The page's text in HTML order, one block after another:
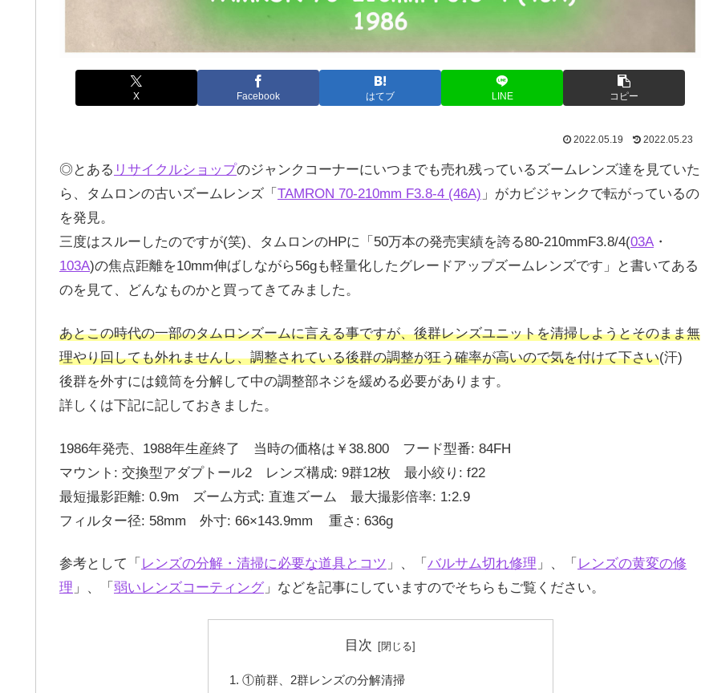
X Facebook はてブ LINE コピー
2022.05.19 2022.05.23
◎とある リサイクルショップのジャンクコーナーにいつまでも売れ残っているズームレンズ達を見ていた
ら、タムロンの古いズームレンズ「 TAMRON 70-210mm F3.8-4 (46A) 」がカビジャンクで転がっているの
を発見。
三度はスルーしたのですが(笑)、タムロンのHPに「50万本の発売実績を誇る80-210mmF3.8/4(03A ・
103A)の焦点距離を10mm伸ばしながら56gも軽量化したグレードアップズームレンズです」と書いてある
のを見て、どんなものかと買ってきてみました。
あとこの時代の一部のタムロンズームに言える事ですが、後群レンズユニットを清掃しようとそのまま無
理やり回しても外れませんし、調整されている後群の調整が狂う確率が高いので気を付けて下さい(汗)
後群を外すには鏡筒を分解して中の調整部ネジを緩める必要があります。
詳しくは下記に記しておきました。
1986年発売、1988年生産終了 当時の価格は￥38.800 フード型番: 84FH
マウント: 交換型アダプトール2 レンズ構成: 9群12枚 最小絞り: f22
最短撮影距離: 0.9m ズーム方式: 直進ズーム 最大撮影倍率: 1:2.9
フィルター径: 58mm 外寸: 66×143.9mm 重さ: 636g
参考として「 レンズの分解・清掃に必要な道具とコツ 」、「 バルサム切れ修理 」、「 レンズの黄変の修
理 」、「 弱いレンズコーティング 」などを記事にしていますのでそちらもご覧ください。
目次
①前群、2群レンズの分解清掃